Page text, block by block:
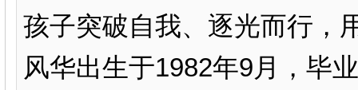
孩子突破自我、逐光而行，
风华出生于1982年9月，毕